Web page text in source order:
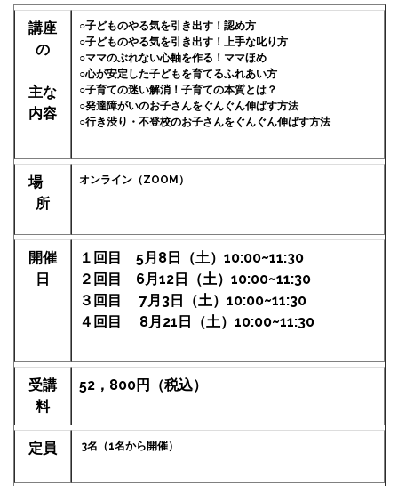
講座
の
主な
内容
○子どものやる気を引き出す！認め方
○子どものやる気を引き出す！上手な叱り方
○ママのぶれない心軸を作る！ママほめ
○心が安定した子どもを育てるふれあい方
○子育ての迷い解消！子育ての本質とは？
○発達障がいのお子さんをぐんぐん伸ばす方法
○行き渋り・不登校のお子さんをぐんぐん伸ばす方法
場
所
オンライン（ZOOM）
開催
日
１回目 5月8日（土）10:00~11:30
２回目 6月12日（土）10:00~11:30
３回目 7月3日（土）10:00~11:30
４回目 8月21日（土）10:00~11:30
受講
料
52，800円（税込）
定員 3名（1名から開催）